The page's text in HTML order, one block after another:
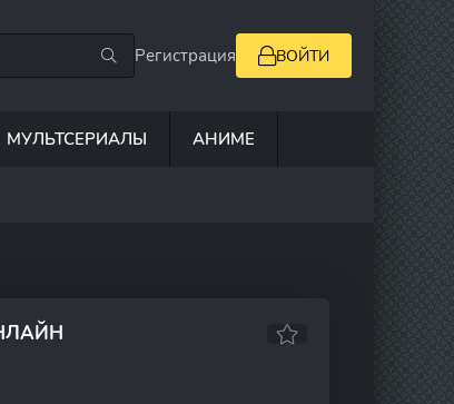
Регистрация ВОЙТИ
МУЛЬТСЕРИАЛЫ АНИМЕ